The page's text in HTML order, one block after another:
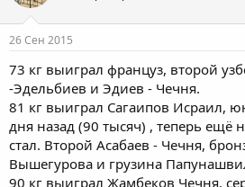
26 Сен 2015
73 кг выиграл француз, второй
-Эдельбиев и Эдиев - Чечня.
81 кг выиграл Сагаипов Исраил,
дня назад (90 тысяч) , теперь ещё
стал. Второй Асабаев - Чечня,
Вышегурова и грузина
90 кг выиграл Жамбеков Чечня,